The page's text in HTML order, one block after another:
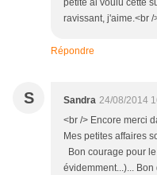
petite ai voulu cette
ravissant, j'aime.<br /
Répondre
S Sandra 24/08/2014
<br /> Encore merci
Mes petites affaires
Bon courage pour
évidemment...)...